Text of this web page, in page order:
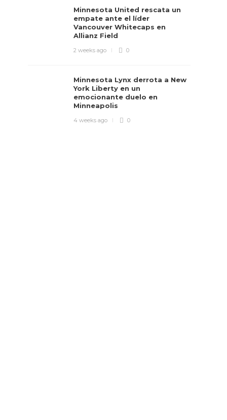
Minnesota United rescata un
empate ante el líder
Vancouver Whitecaps en
Allianz Field
2 weeks ago 0
Minnesota Lynx derrota a New
York Liberty en un
emocionante duelo en
Minneapolis
4 weeks ago 0